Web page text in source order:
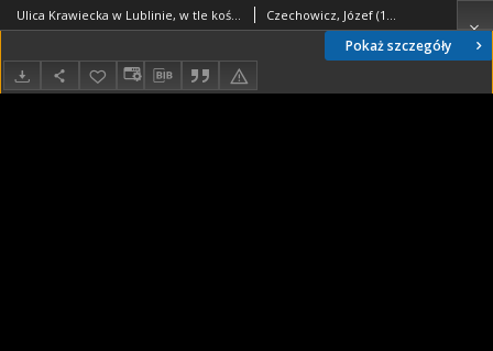
Pokaż szczegóły
Ulica Krawiecka w Lublinie, w tle kościół dominikanów Czechowicz, Józef (1903-1939)